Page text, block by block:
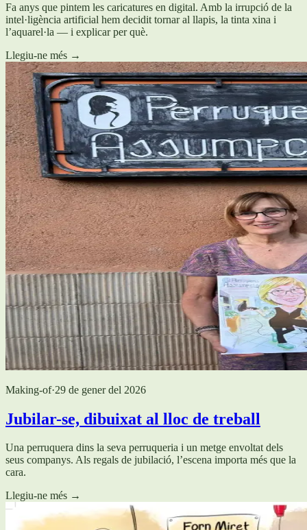
Fa anys que pintem les caricatures en digital. Amb la irrupció de la
intel·ligència artificial hem decidit tornar al llapis, la tinta xina i
l’aquarel·la — i explicar per què.
Llegiu-ne més →
Making-of·29 de gener del 2026
Jubilar-se, dibuixat al lloc de treball
Una perruquera dins la seva perruqueria i un metge envoltat dels
seus companys. Als regals de jubilació, l’escena importa més que la
cara.
Llegiu-ne més →